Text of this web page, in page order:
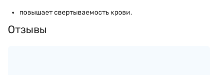
повышает свертываемость крови.
Отзывы